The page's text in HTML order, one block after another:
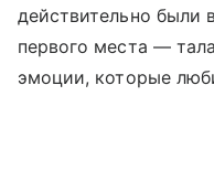
действительно были
первого места —
эмоции, которые